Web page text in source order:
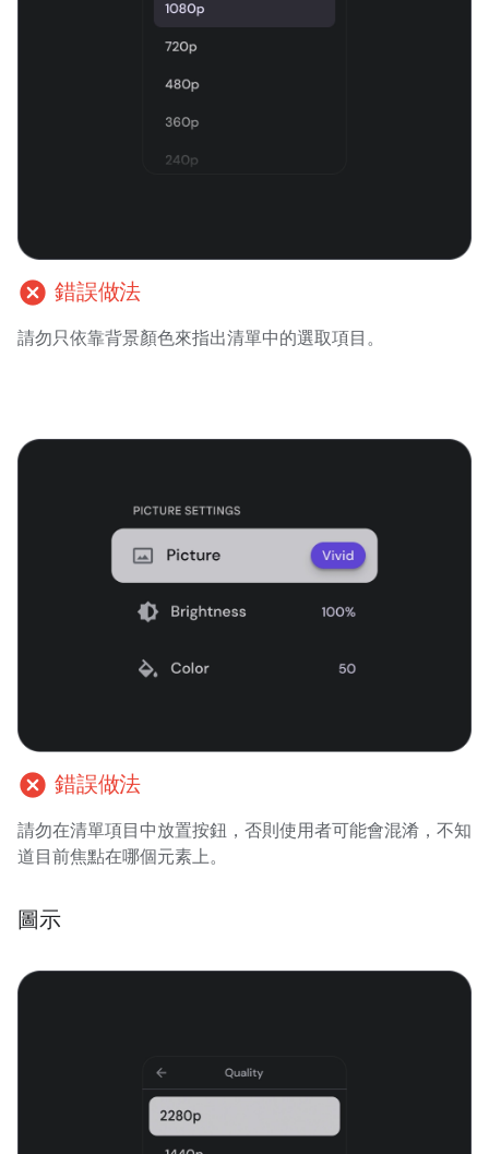
cancel 錯誤做法
請勿只依靠背景顏色來指出清單中的選取項目。
cancel 錯誤做法
請勿在清單項目中放置按鈕，否則使用者可能會混淆，不知
道目前焦點在哪個元素上。
圖示